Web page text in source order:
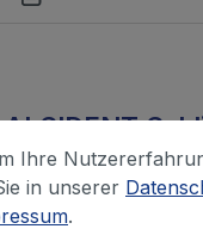
ALSIDENT
NW 75, weiß,
250 mm
Düse und Rohr
Ihre
in unserer
.